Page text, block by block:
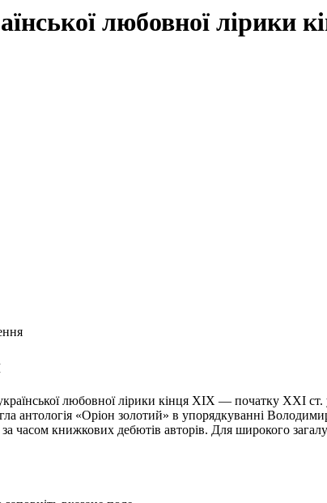
любовної лірики
любовної лірики кінця ХІХ — початку ХХІ ст.
антологія «Оріон золотий» в упорядкуванні
часом книжкових дебютів авторів. Для широкого